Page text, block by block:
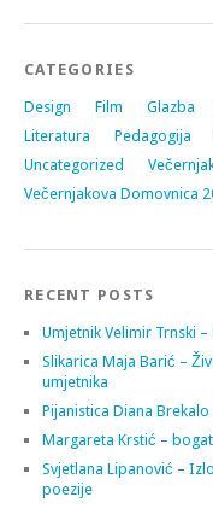
CATEGORIES
Design Film Glazba
Literatura
Pedagogija
Uncategorized
Večernjakova Domovnica
RECENT POSTS
Umjetnik Velimir Trnski
Slikarica Maja Barić –
umjetnika
Pijanistica Diana
Margareta Krstić –
Svjetlana Lipanović –
poezije